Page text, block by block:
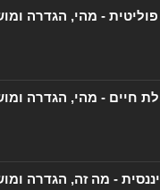
פוליטית - מהי, הגדרה
חיים - מהי, הגדרה
- מה זה, הגדרה